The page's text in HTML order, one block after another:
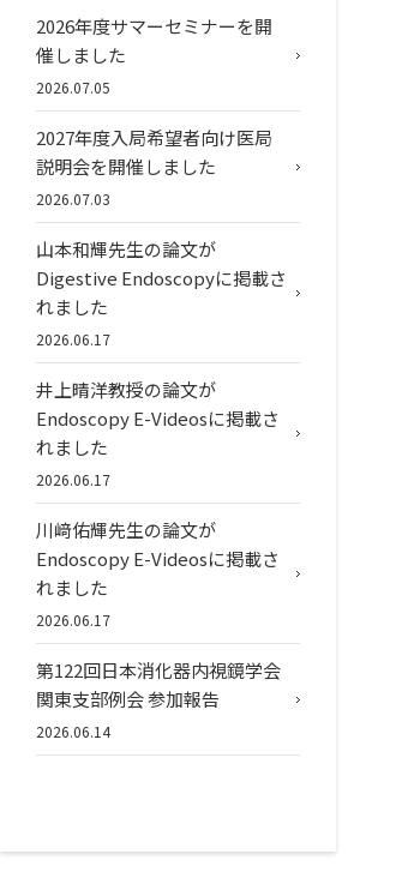
2026年度サマーセミナーを開
催しました
2026.07.05
2027年度入局希望者向け医局
説明会を開催しました
2026.07.03
山本和輝先生の論文が
Digestive Endoscopyに掲載さ
れました
2026.06.17
井上晴洋教授の論文が
Endoscopy E-Videosに掲載さ
れました
2026.06.17
川﨑佑輝先生の論文が
Endoscopy E-Videosに掲載さ
れました
2026.06.17
第122回日本消化器内視鏡学会
関東支部例会 参加報告
2026.06.14